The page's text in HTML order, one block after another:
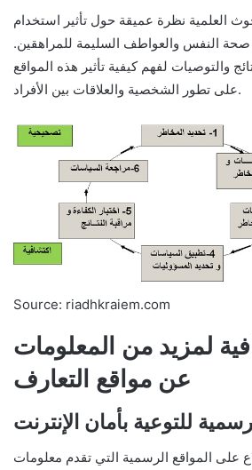
العلمية نظرة عميقة حول تأثير استخدام
النفس والعواطف السليمة للمراهقين.
والتوصيات لفهم كيفية تأثير هذه المواقع
على تطور الشخصية والعلاقات بين الأفراد.
Source: riadhkraiem.com
لمزيد من المعلومات
عن مواقع التعارف
على المواقع الرسمية التي تقدم معلومات